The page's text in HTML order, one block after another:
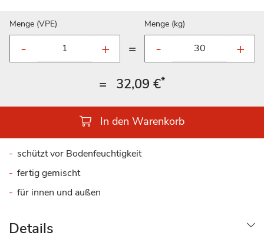
Menge (VPE)
=
Menge (kg)
= 32,09 €*
In den Warenkorb
schützt vor Bodenfeuchtigkeit
fertig gemischt
für innen und außen
Details